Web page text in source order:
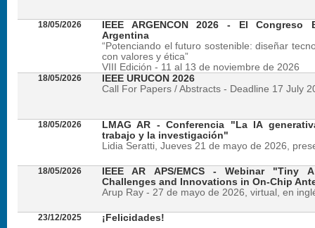
18/05/2026
IEEE ARGENCON 2026 - El
Argentina
“Potenciando el futuro sostenible: diseñar
con valores y ética”
VIII Edición - 11 al 13 de noviembre de 2026
18/05/2026
IEEE URUCON 2026
Call For Papers / Abstracts - Deadline 17 July
18/05/2026
LMAG AR - Conferencia "La IA
trabajo y la investigación"
Lidia Seratti, Jueves 21 de mayo de 2026,
18/05/2026
IEEE AR APS/EMCS - Webinar "Tiny
Challenges and Innovations in On-Chip
Arup Ray - 27 de mayo de 2026, virtual, en
23/12/2025 ¡Felicidades!